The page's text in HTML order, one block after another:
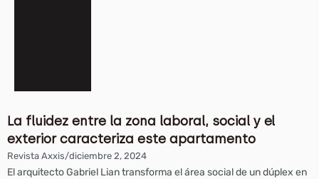
La fluidez entre la zona laboral, social y el
exterior caracteriza este apartamento
Revista Axxis/diciembre 2, 2024
El arquitecto Gabriel Lian transforma el área social de un dúplex en